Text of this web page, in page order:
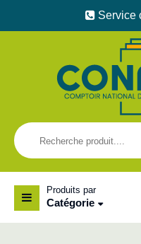
Service
Produits par
Catégorie